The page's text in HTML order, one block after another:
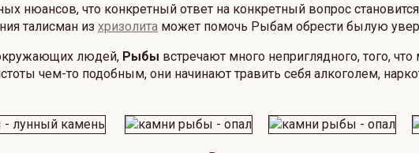
нюансов, что конкретный ответ на конкретный вопрос
талисман из хризолита может помочь Рыбам обрести былую
людей, Рыбы встречают много неприглядного, того,
чем-то подобным, они начинают травить себя алкоголем,